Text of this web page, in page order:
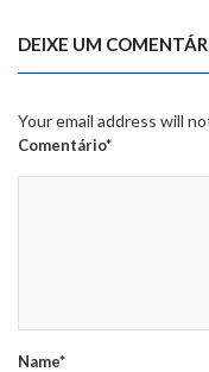
DEIXE UM
Your email address will
Comentário*
Name*